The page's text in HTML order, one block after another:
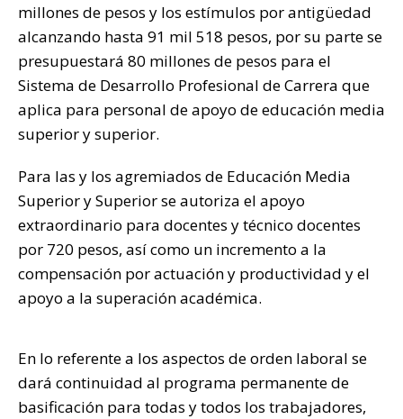
millones de pesos y los estímulos por antigüedad
alcanzando hasta 91 mil 518 pesos, por su parte se
presupuestará 80 millones de pesos para el
Sistema de Desarrollo Profesional de Carrera que
aplica para personal de apoyo de educación media
superior y superior.
Para las y los agremiados de Educación Media
Superior y Superior se autoriza el apoyo
extraordinario para docentes y técnico docentes
por 720 pesos, así como un incremento a la
compensación por actuación y productividad y el
apoyo a la superación académica.
En lo referente a los aspectos de orden laboral se
dará continuidad al programa permanente de
basificación para todas y todos los trabajadores,